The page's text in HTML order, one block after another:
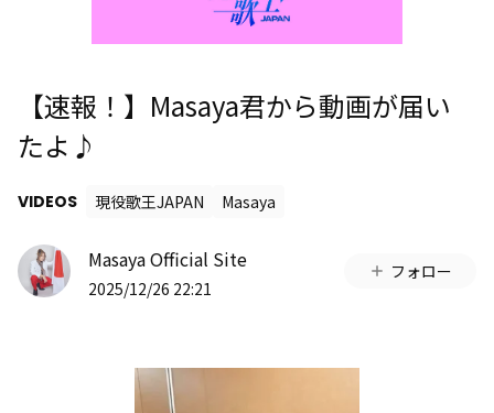
【速報！】Masaya君から動画が届い
たよ♪
VIDEOS 現役歌王JAPAN Masaya
Masaya Official Site
2025/12/26 22:21
フォロー